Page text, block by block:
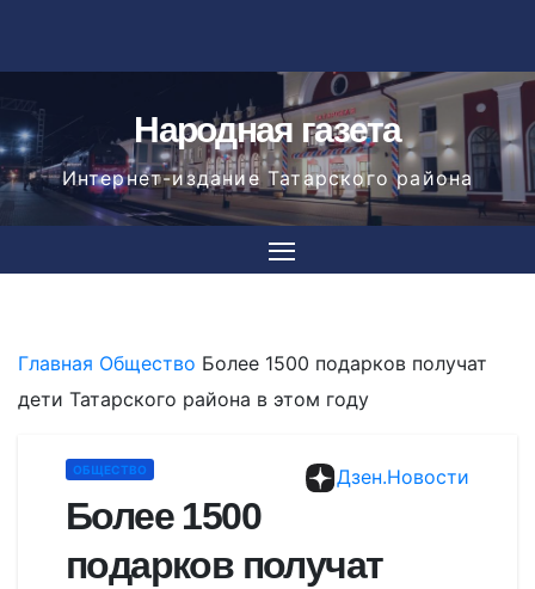
Народная газета
Интернет-издание Татарского района
Главная Общество Более 1500 подарков получат
дети Татарского района в этом году
Дзен.Новости
ОБЩЕСТВО
Более 1500
подарков получат